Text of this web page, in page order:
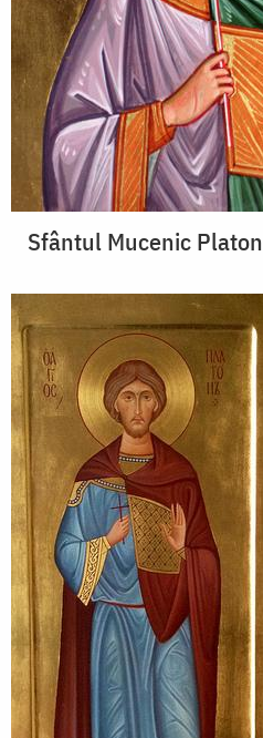
Sfântul Mucenic Platon